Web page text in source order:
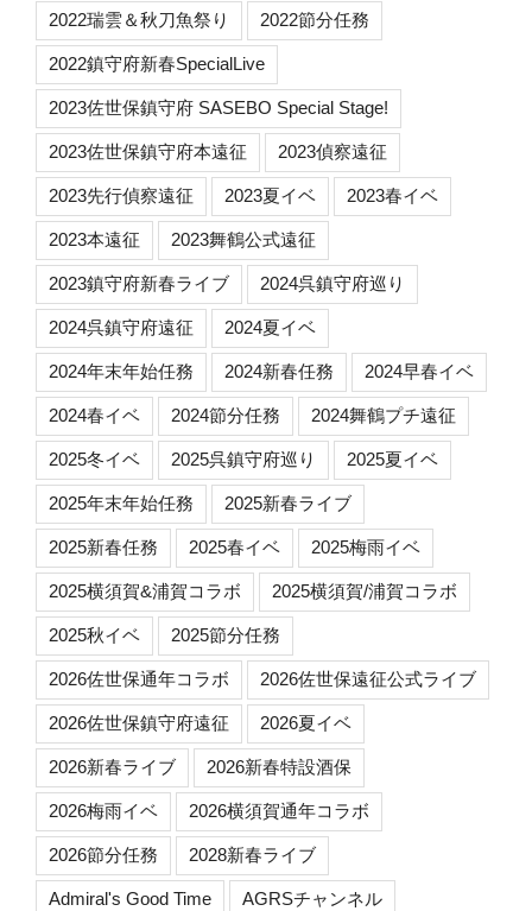
2022瑞雲＆秋刀魚祭り 2022節分任務
2022鎮守府新春SpecialLive
2023佐世保鎮守府 SASEBO Special Stage!
2023佐世保鎮守府本遠征 2023偵察遠征
2023先行偵察遠征 2023夏イベ 2023春イベ
2023本遠征 2023舞鶴公式遠征
2023鎮守府新春ライブ 2024呉鎮守府巡り
2024呉鎮守府遠征 2024夏イベ
2024年末年始任務 2024新春任務 2024早春イベ
2024春イベ 2024節分任務 2024舞鶴プチ遠征
2025冬イベ 2025呉鎮守府巡り 2025夏イベ
2025年末年始任務 2025新春ライブ
2025新春任務 2025春イベ 2025梅雨イベ
2025横須賀&浦賀コラボ 2025横須賀/浦賀コラボ
2025秋イベ 2025節分任務
2026佐世保通年コラボ 2026佐世保遠征公式ライブ
2026佐世保鎮守府遠征 2026夏イベ
2026新春ライブ 2026新春特設酒保
2026梅雨イベ 2026横須賀通年コラボ
2026節分任務 2028新春ライブ
Admiral's Good Time AGRSチャンネル